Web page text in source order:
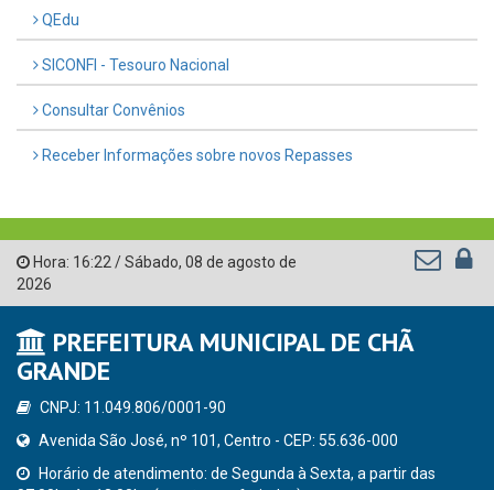
QEdu
SICONFI - Tesouro Nacional
Consultar Convênios
Receber Informações sobre novos Repasses
Hora: 16:22/Sábado, 08 de agosto de
2026
PREFEITURA MUNICIPAL DE CHÃ
GRANDE
CNPJ: 11.049.806/0001-90
Avenida São José, nº 101, Centro - CEP: 55.636-000
Horário de atendimento: de Segunda à Sexta, a partir das